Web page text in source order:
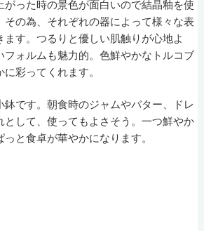
がった時の景色が面白いので結晶釉を使
その為、それぞれの器によって様々な表
す。つるりと優しい肌触りが心地よ
フォルムも魅力的。色鮮やかなトルコブ
彩ってくれます。
鉢です。朝食時のジャムやバター、ドレ
として、使ってもよさそう。一つ鮮やか
と食卓が華やかになります。